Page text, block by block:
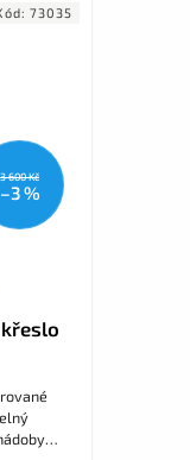
3 600 Kč
–3 %
73035